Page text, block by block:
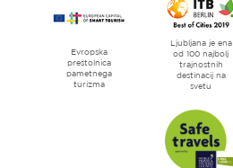
Evropska
prestolnica
pametnega
turizma
Ljubljana je ena
od 100 najbolj
trajnostnih
destinacij na
svetu